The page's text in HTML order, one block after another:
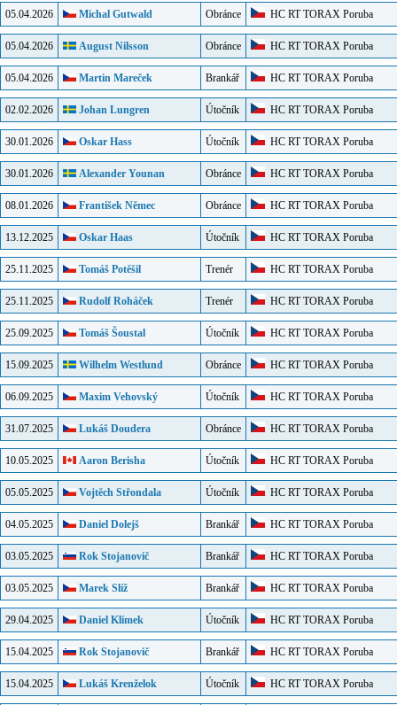
05.04.2026 Michal Gutwald Obránce HC RT TORAX Poruba
05.04.2026 August Nilsson Obránce HC RT TORAX Poruba
05.04.2026 Martin Mareček Brankář HC RT TORAX Poruba
02.02.2026 Johan Lungren Útočník HC RT TORAX Poruba
30.01.2026 Oskar Hass Útočník HC RT TORAX Poruba
30.01.2026 Alexander Younan Obránce HC RT TORAX Poruba
08.01.2026 František Němec Obránce HC RT TORAX Poruba
13.12.2025 Oskar Haas Útočník HC RT TORAX Poruba
25.11.2025 Tomáš Potěšil Trenér HC RT TORAX Poruba
25.11.2025 Rudolf Roháček Trenér HC RT TORAX Poruba
25.09.2025 Tomáš Šoustal Útočník HC RT TORAX Poruba
15.09.2025 Wilhelm Westlund Obránce HC RT TORAX Poruba
06.09.2025 Maxim Vehovský Útočník HC RT TORAX Poruba
31.07.2025 Lukáš Doudera Obránce HC RT TORAX Poruba
10.05.2025 Aaron Berisha Útočník HC RT TORAX Poruba
05.05.2025 Vojtěch Střondala Útočník HC RT TORAX Poruba
04.05.2025 Daniel Dolejš Brankář HC RT TORAX Poruba
03.05.2025 Rok Stojanovič Brankář HC RT TORAX Poruba
03.05.2025 Marek Slíž Brankář HC RT TORAX Poruba
29.04.2025 Daniel Klímek Útočník HC RT TORAX Poruba
15.04.2025 Rok Stojanovič Brankář HC RT TORAX Poruba
15.04.2025 Lukáš Krenželok Útočník HC RT TORAX Poruba